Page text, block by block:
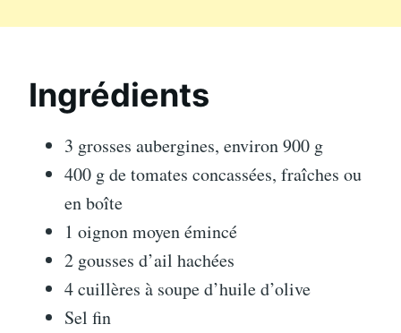
Ingrédients
3 grosses aubergines, environ 900 g
400 g de tomates concassées, fraîches ou
en boîte
1 oignon moyen émincé
2 gousses d’ail hachées
4 cuillères à soupe d’huile d’olive
Sel fin